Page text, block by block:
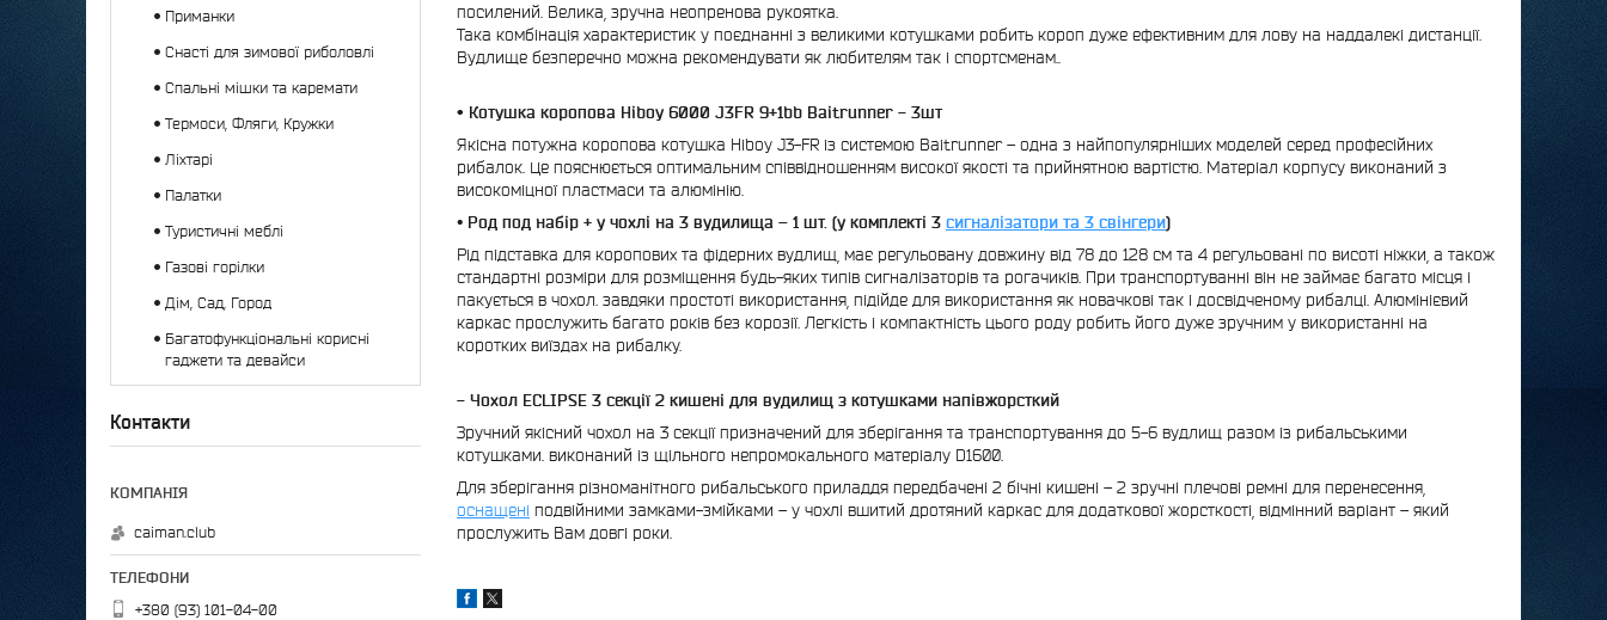
посилений. Велика, зручна неопренова рукоятка.
Така комбінація характеристик у поєднанні з великими котушками робить короп дуже ефективним для лову на наддалекі дистанції.
Вудлище безперечно можна рекомендувати як любителям так і спортсменам..
• Котушка коропова Hiboy 6000 J3FR 9+1bb Baitrunner - 3шт
Якісна потужна коропова котушка Hiboy J3-FR із системою Baitrunner – одна з найпопулярніших моделей серед професійних
рибалок. Це пояснюється оптимальним співвідношенням високої якості та прийнятною вартістю. Матеріал корпусу виконаний з
високоміцної пластмаси та алюмінію.
• Род под набір + у чохлі на 3 вудилища – 1 шт. (у комплекті 3 сигналізатори та 3 свінгери)
Рід підставка для коропових та фідерних вудлищ, має регульовану довжину від 78 до 128 см та 4 регульовані по висоті ніжки, а також
стандартні розміри для розміщення будь-яких типів сигналізаторів та рогачиків. При транспортуванні він не займає багато місця і
пакується в чохол. завдяки простоті використання, підійде для використання як новачкові так і досвідченому рибалці. Алюмінієвий
каркас прослужить багато років без корозії. Легкість і компактність цього роду робить його дуже зручним у використанні на
коротких виїздах на рибалку.
- Чохол ECLIPSE 3 секції 2 кишені для вудилищ з котушками напівжорсткий
Зручний якісний чохол на 3 секції призначений для зберігання та транспортування до 5-6 вудлищ разом із рибальськими
котушками. виконаний із щільного непромокального матеріалу D1600.
Для зберігання різноманітного рибальського приладдя передбачені 2 бічні кишені – 2 зручні плечові ремні для перенесення,
оснащені подвійними замками-змійками – у чохлі вшитий дротяний каркас для додаткової жорсткості, відмінний варіант – який
прослужить Вам довгі роки.
Приманки
Снасті для зимової риболовлі
Спальні мішки та каремати
Термоси, Фляги, Кружки
Ліхтарі
Палатки
Туристичні меблі
Газові горілки
Дім, Сад, Город
Багатофункціональні корисні
гаджети та девайси
Контакти
caiman.club
+380 (93) 101-04-00